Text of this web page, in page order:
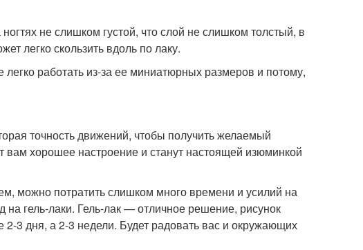
не слишком густой, что слой не слишком толстый, в
легко скользить вдоль по лаку.
легко работать из-за ее миниатюрных размеров и потому,
точность движений, чтобы получить желаемый
вам хорошее настроение и станут настоящей изюминкой
можно потратить слишком много времени и усилий на
на гель-лаки. Гель-лак — отличное решение, рисунок
3 дня, а 2-3 недели. Будет радовать вас и окружающих